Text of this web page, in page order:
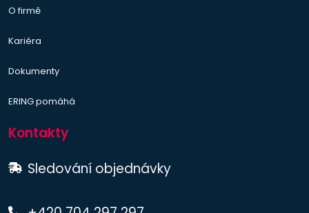
O firmě
Kariéra
Dokumenty
ERING pomáhá
Kontakty
Sledování objednávky